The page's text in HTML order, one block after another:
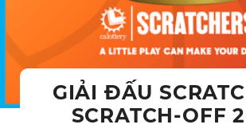
GIẢI ĐẤU
SCRATCH-OFF